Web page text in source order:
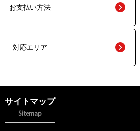
お支払い方法
対応エリア
サイトマップ
Sitemap